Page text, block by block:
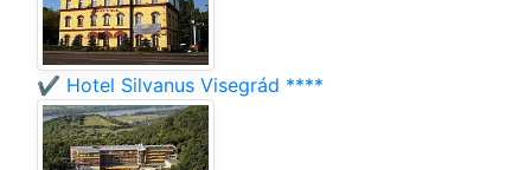
✔️ Hotel Silvanus Visegrád ****